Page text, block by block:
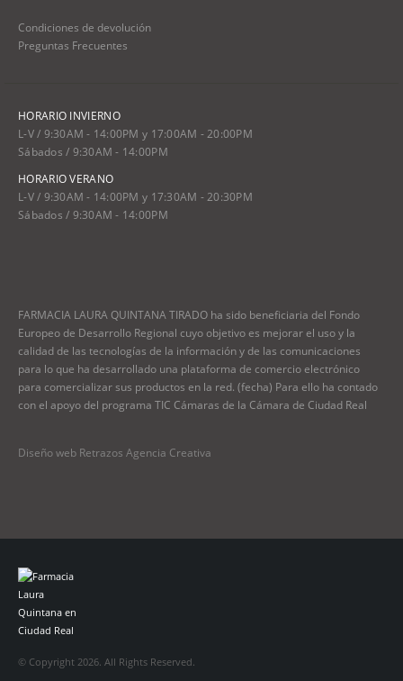
Condiciones de devolución
Preguntas Frecuentes
HORARIO INVIERNO
L-V / 9:30AM - 14:00PM y 17:00AM - 20:00PM
Sábados / 9:30AM - 14:00PM
HORARIO VERANO
L-V / 9:30AM - 14:00PM y 17:30AM - 20:30PM
Sábados / 9:30AM - 14:00PM
FARMACIA LAURA QUINTANA TIRADO ha sido beneficiaria del Fondo
Europeo de Desarrollo Regional cuyo objetivo es mejorar el uso y la
calidad de las tecnologías de la información y de las comunicaciones
para lo que ha desarrollado una plataforma de comercio electrónico
para comercializar sus productos en la red. (fecha) Para ello ha contado
con el apoyo del programa TIC Cámaras de la Cámara de Ciudad Real
Diseño web Retrazos Agencia Creativa
© Copyright 2026. All Rights Reserved.